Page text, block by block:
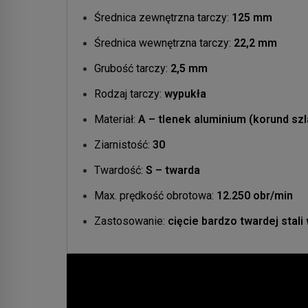
Średnica zewnętrzna tarczy: 125 mm
Średnica wewnętrzna tarczy: 22,2 mm
Grubość tarczy: 2,5 mm
Rodzaj tarczy: wypukła
Materiał: A – tlenek aluminium (korund
Ziarnistość: 30
Twardość: S – twarda
Max. prędkość obrotowa: 12.250 obr/min
Zastosowanie: cięcie bardzo twardej stali